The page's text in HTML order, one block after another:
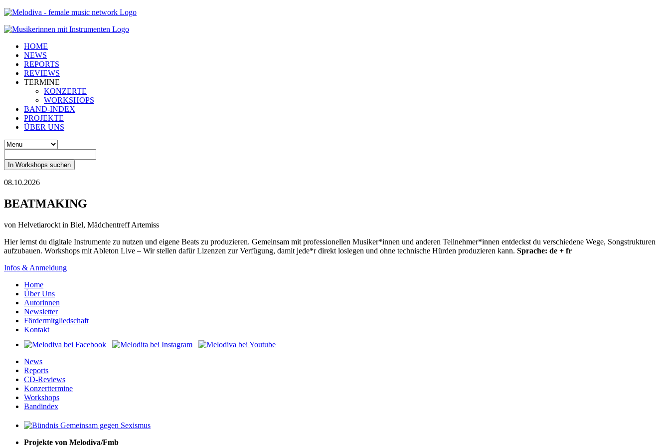
HOME
NEWS
REPORTS
REVIEWS
TERMINE
KONZERTE
WORKSHOPS
BAND-INDEX
PROJEKTE
ÜBER UNS
In Workshops suchen
08.10.2026
BEATMAKING
von Helvetiarockt in Biel, Mädchentreff Artemiss
Hier lernst du digitale Instrumente zu nutzen und eigene Beats zu produzieren. Gemeinsam mit professionellen Musiker*innen und anderen Teilnehmer*innen entdeckst du verschiedene Wege, Songstrukturen
aufzubauen. Workshops mit Ableton Live – Wir stellen dafür Lizenzen zur Verfügung, damit jede*r direkt loslegen und ohne technische Hürden produzieren kann. Sprache: de + fr
Infos & Anmeldung
Home
Über Uns
Autorinnen
Newsletter
Fördermitgliedschaft
Kontakt
News
Reports
CD-Reviews
Konzerttermine
Workshops
Bandindex
Projekte von Melodiva/Fmb